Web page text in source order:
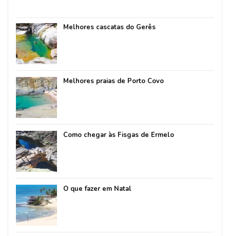
Melhores cascatas do Gerês
Melhores praias de Porto Covo
Como chegar às Fisgas de Ermelo
O que fazer em Natal